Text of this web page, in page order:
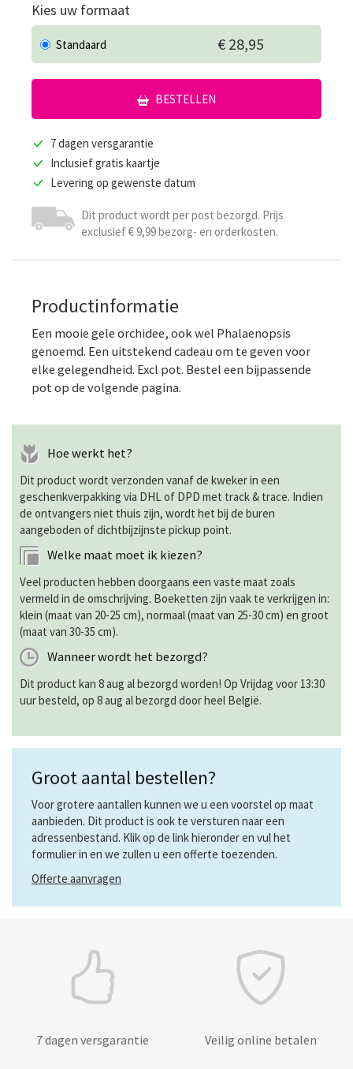
Kies uw formaat
Standaard € 28,95
BESTELLEN
7 dagen versgarantie
Inclusief gratis kaartje
Levering op gewenste datum
Dit product wordt per post bezorgd. Prijs
exclusief € 9,99 bezorg- en orderkosten.
Productinformatie
Een mooie gele orchidee, ook wel Phalaenopsis
genoemd. Een uitstekend cadeau om te geven voor
elke gelegendheid. Excl pot. Bestel een bijpassende
pot op de volgende pagina.
Hoe werkt het?
Dit product wordt verzonden vanaf de kweker in een
geschenkverpakking via DHL of DPD met track & trace. Indien
de ontvangers niet thuis zijn, wordt het bij de buren
aangeboden of dichtbijzijnste pickup point.
Welke maat moet ik kiezen?
Veel producten hebben doorgaans een vaste maat zoals
vermeld in de omschrijving. Boeketten zijn vaak te verkrijgen in:
klein (maat van 20-25 cm), normaal (maat van 25-30 cm) en groot
(maat van 30-35 cm).
Wanneer wordt het bezorgd?
Dit product kan 8 aug al bezorgd worden! Op Vrijdag voor 13:30
uur besteld, op 8 aug al bezorgd door heel België.
Groot aantal bestellen?
Voor grotere aantallen kunnen we u een voorstel op maat
aanbieden. Dit product is ook te versturen naar een
adressenbestand. Klik op de link hieronder en vul het
formulier in en we zullen u een offerte toezenden.
Offerte aanvragen
7 dagen versgarantie Veilig online betalen